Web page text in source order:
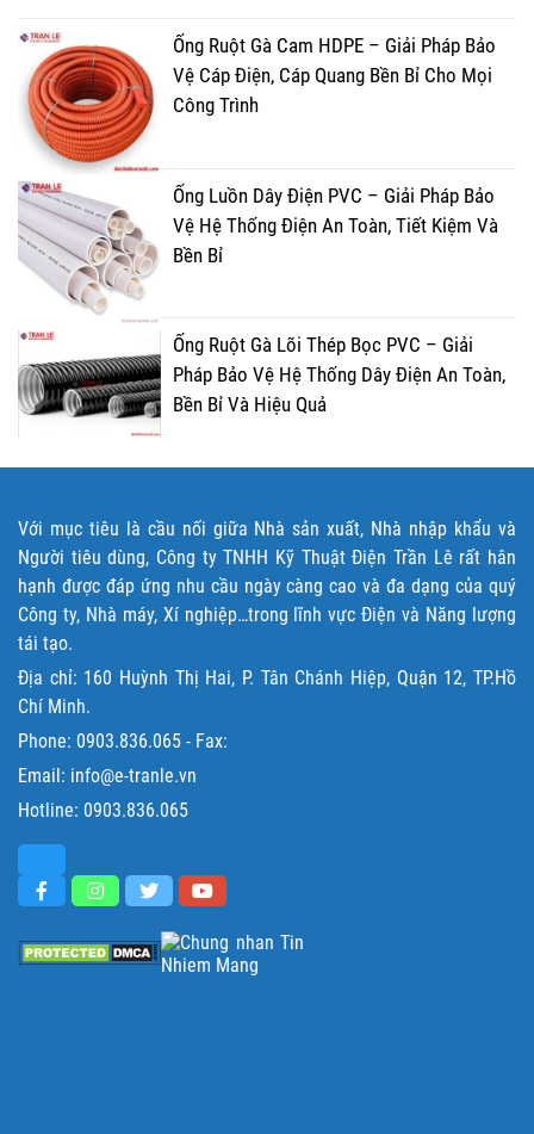
Ống Ruột Gà Cam HDPE – Giải Pháp Bảo
Vệ Cáp Điện, Cáp Quang Bền Bỉ Cho Mọi
Công Trình
Ống Luồn Dây Điện PVC – Giải Pháp Bảo
Vệ Hệ Thống Điện An Toàn, Tiết Kiệm Và
Bền Bỉ
Ống Ruột Gà Lõi Thép Bọc PVC – Giải
Pháp Bảo Vệ Hệ Thống Dây Điện An Toàn,
Bền Bỉ Và Hiệu Quả
Với mục tiêu là cầu nối giữa Nhà sản xuất, Nhà nhập khẩu và
Người tiêu dùng, Công ty TNHH Kỹ Thuật Điện Trần Lê rất hân
hạnh được đáp ứng nhu cầu ngày càng cao và đa dạng của quý
Công ty, Nhà máy, Xí nghiệp…trong lĩnh vực Điện và Năng lượng
tái tạo.
Địa chỉ: 160 Huỳnh Thị Hai, P. Tân Chánh Hiệp, Quận 12, TP.Hồ
Chí Minh.
Phone: 0903.836.065 - Fax:
Email: info@e-tranle.vn
Hotline: 0903.836.065